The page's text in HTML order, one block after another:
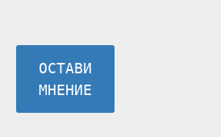
ОСТАВИ
МНЕНИЕ